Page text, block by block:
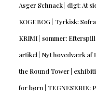
Asger Schnack | digt: At
KOGEBOG | Tyrkisk: Sofra
KRIMI | sommer:
artikel | Nyt hovedværk af
the Round Tower |
for børn | TEGNESERIE: